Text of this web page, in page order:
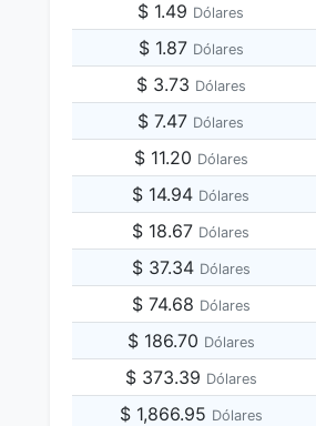
$ 1.49 Dólares
$ 1.87 Dólares
$ 3.73 Dólares
$ 7.47 Dólares
$ 11.20 Dólares
$ 14.94 Dólares
$ 18.67 Dólares
$ 37.34 Dólares
$ 74.68 Dólares
$ 186.70 Dólares
$ 373.39 Dólares
$ 1,866.95 Dólares